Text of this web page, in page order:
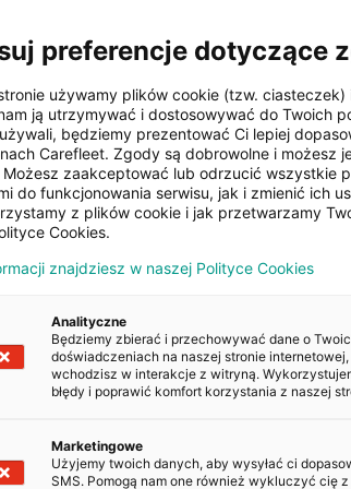
szyby Komputer
przednie
Światła LED
preferencje dotyczące
używamy plików cookie (tzw.
ją utrzymywać i dostosowywać do Twoich
będziemy prezentować Ci lepiej
Carefleet. Zgody są dobrowolne i możesz
Możesz zaakceptować lub odrzucić wszystkie
do funkcjonowania serwisu, jak i zmienić ich
z plików cookie i jak przetwarzamy
Cookies.
znajdziesz w naszej Polityce Cookies
Analityczne
Będziemy zbierać i przechowywać dane o
doświadczeniach na naszej stronie
wchodzisz w interakcje z witryną.
błędy i poprawić komfort korzystania z naszej
Marketingowe
Użyjemy twoich danych, aby wysyłać ci
SMS. Pomogą nam one również wykluczyć cię